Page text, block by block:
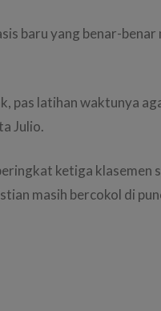
baru yang benar-
pas latihan waktunya
Julio.
ketiga
masih bercokol di